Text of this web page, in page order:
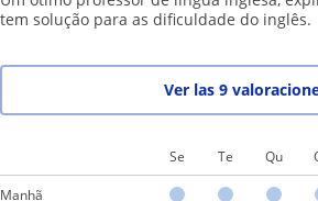
tem solução para as dificuldade do inglês.
Ver las 9
Se Te Qu
Manhã